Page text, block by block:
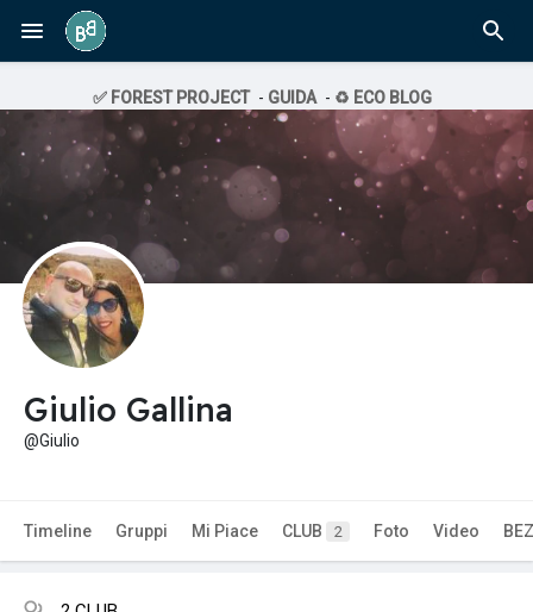
✅ FOREST PROJECT - GUIDA - ♻️ ECO BLOG
Giulio Gallina
@Giulio
Timeline Gruppi Mi Piace CLUB 2 Foto Video BEZ